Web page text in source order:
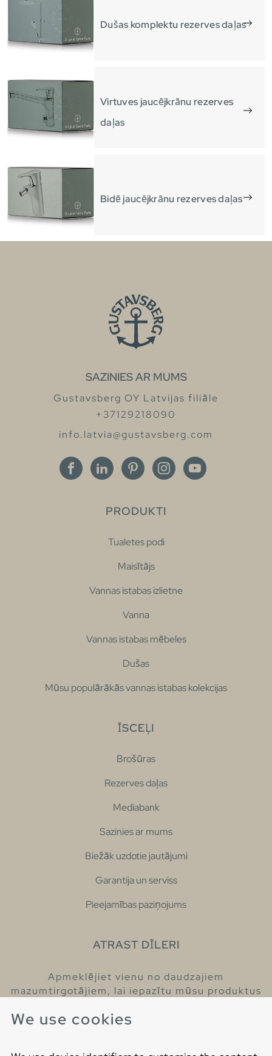
We use cookies
Dušas komplektu rezerves daļas
Virtuves jaucējkrānu rezerves
daļas
Bidē jaucējkrānu rezerves daļas
SAZINIES AR MUMS
Gustavsberg OY Latvijas filiāle
+37129218090
info.latvia@gustavsberg.com
PRODUKTI
Tualetes podi
Maisītājs
Vannas istabas izlietne
Vanna
Vannas istabas mēbeles
Dušas
Mūsu populārākās vannas istabas kolekcijas
ĪSCEĻI
Brošūras
Rezerves daļas
Mediabank
Sazinies ar mums
Biežāk uzdotie jautājumi
Garantija un serviss
Pieejamības paziņojums
ATRAST DĪLERI
Apmeklējiet vienu no daudzajiem
mazumtirgotājiem, lai iepazītu mūsu produktus